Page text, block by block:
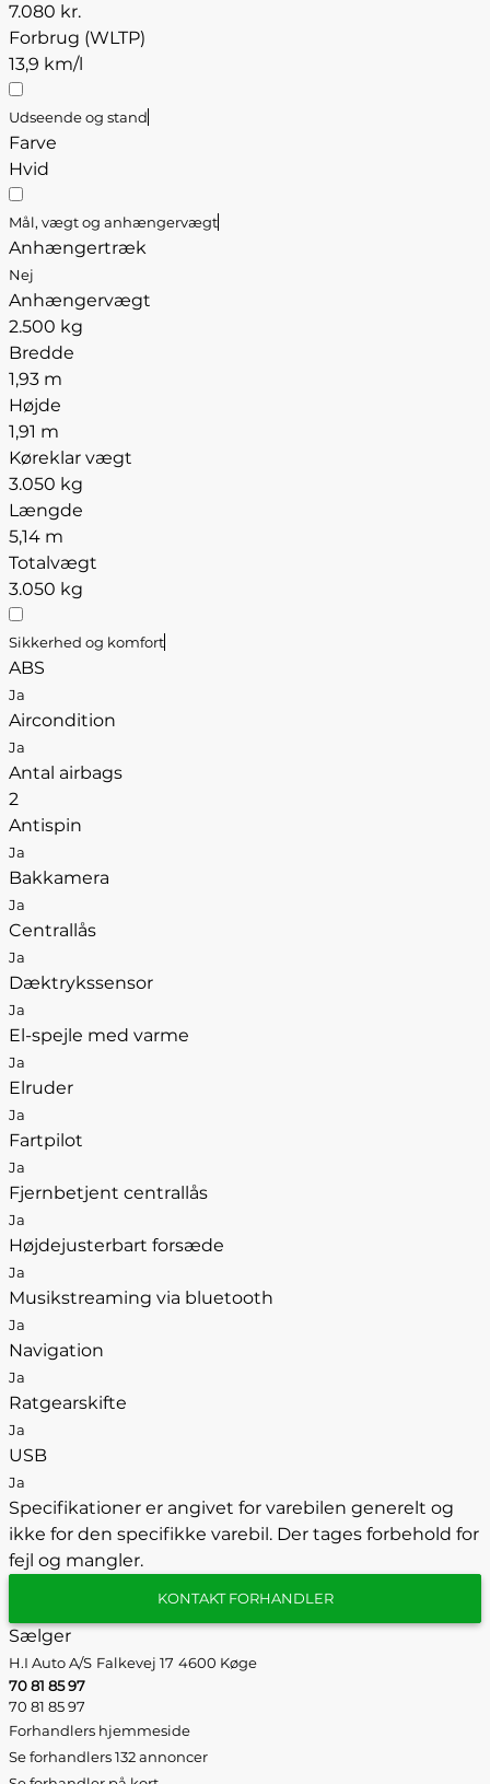
7.080 kr.
Forbrug (WLTP)
13,9 km/l
Udseende og stand
Farve
Hvid
Mål, vægt og anhængervægt
Anhængertræk
Nej
Anhængervægt
2.500 kg
Bredde
1,93 m
Højde
1,91 m
Køreklar vægt
3.050 kg
Længde
5,14 m
Totalvægt
3.050 kg
Sikkerhed og komfort
ABS
Ja
Aircondition
Ja
Antal airbags
2
Antispin
Ja
Bakkamera
Ja
Centrallås
Ja
Dæktrykssensor
Ja
El-spejle med varme
Ja
Elruder
Ja
Fartpilot
Ja
Fjernbetjent centrallås
Ja
Højdejusterbart forsæde
Ja
Musikstreaming via bluetooth
Ja
Navigation
Ja
Ratgearskifte
Ja
USB
Ja
Specifikationer er angivet for varebilen generelt og
ikke for den specifikke varebil. Der tages forbehold for
fejl og mangler.
KONTAKT FORHANDLER
Sælger
H.I Auto A/S Falkevej 17 4600 Køge
70 81 85 97
70 81 85 97
Forhandlers hjemmeside
Se forhandlers 132 annoncer